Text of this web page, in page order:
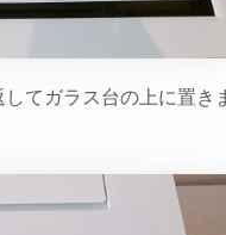
てガラス台の上に置き